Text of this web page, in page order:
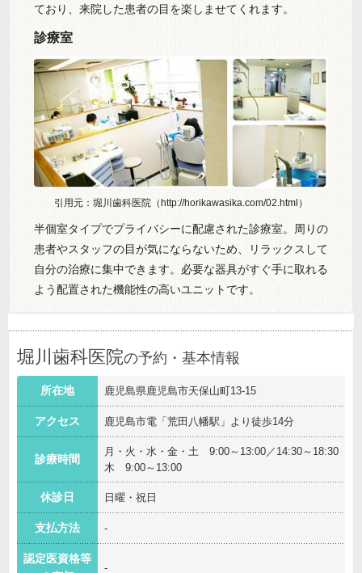
ており、来院した患者の目を楽しませてくれます。
診療室
引用元：堀川歯科医院（http://horikawasika.com/02.html）
半個室タイプでプライバシーに配慮された診療室。周りの
患者やスタッフの目が気にならないため、リラックスして
自分の治療に集中できます。必要な器具がすぐ手に取れる
よう配置された機能性の高いユニットです。
堀川歯科医院の予約・基本情報
所在地 鹿児島県鹿児島市天保山町13-15
アクセス 鹿児島市電「荒田八幡駅」より徒歩14分
診療時間
月・火・水・金・土 9:00～13:00／14:30～18:30
木 9:00～13:00
休診日 日曜・祝日
支払方法 -
認定医資格等
-